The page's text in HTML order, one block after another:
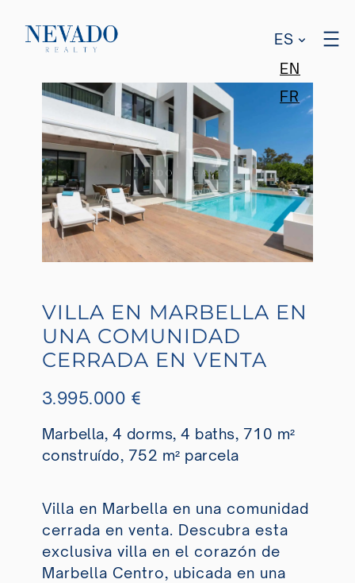
ES
EN
FR
VILLA EN MARBELLA EN
UNA COMUNIDAD
CERRADA EN VENTA
3.995.000 €
Marbella, 4 dorms, 4 baths, 710 m²
construído, 752 m² parcela
Villa en Marbella en una comunidad
cerrada en venta. Descubra esta
exclusiva villa en el corazón de
Marbella Centro, ubicada en una